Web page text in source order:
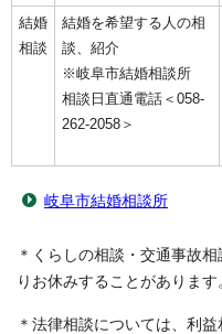
結婚
相談
結婚を希望する人の相
談、紹介
※岐阜市結婚相談所
相談日直通電話＜058-
262-2058＞
岐阜市結婚相談所
＊くらしの相談・交通事故
りお休みすることがあります
＊法律相談については、利益